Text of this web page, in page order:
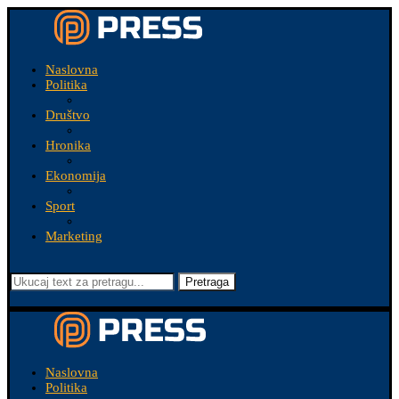
Naslovna
Politika
Društvo
Hronika
Ekonomija
Sport
Marketing
Pretraga
Naslovna
Politika